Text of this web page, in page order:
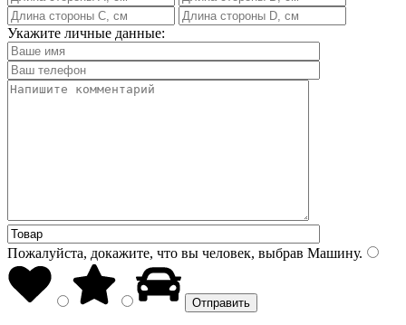
Укажите личные данные:
Пожалуйста, докажите, что вы человек, выбрав Машину.